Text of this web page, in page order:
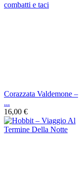
Corazzata Valdemone –
...
16,00 €